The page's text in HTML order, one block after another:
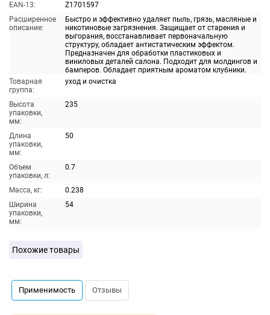
EAN-13:
Z1701597
Расширенное
описание:
Быстро и эффективно удаляет пыль, грязь, масляные и
никотиновые загрязнения. Защищает от старения и
выгорания, восстанавливает первоначальную
структуру, обладает антистатическим эффектом.
Предназначен для обработки пластиковых и
виниловых деталей салона. Подходит для молдингов и
бамперов. Обладает приятным ароматом клубники.
Товарная
группа:
уход и очистка
Высота
упаковки,
мм:
235
Длина
упаковки,
мм:
50
Объем
упаковки, л:
0.7
Масса, кг:
0.238
Ширина
упаковки,
мм:
54
Похожие товары
Применимость Отзывы